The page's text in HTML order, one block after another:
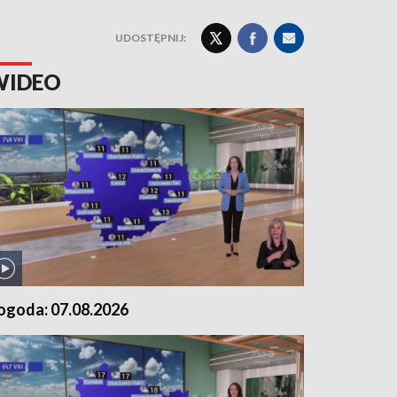
UDOSTĘPNIJ:
07.08.2026